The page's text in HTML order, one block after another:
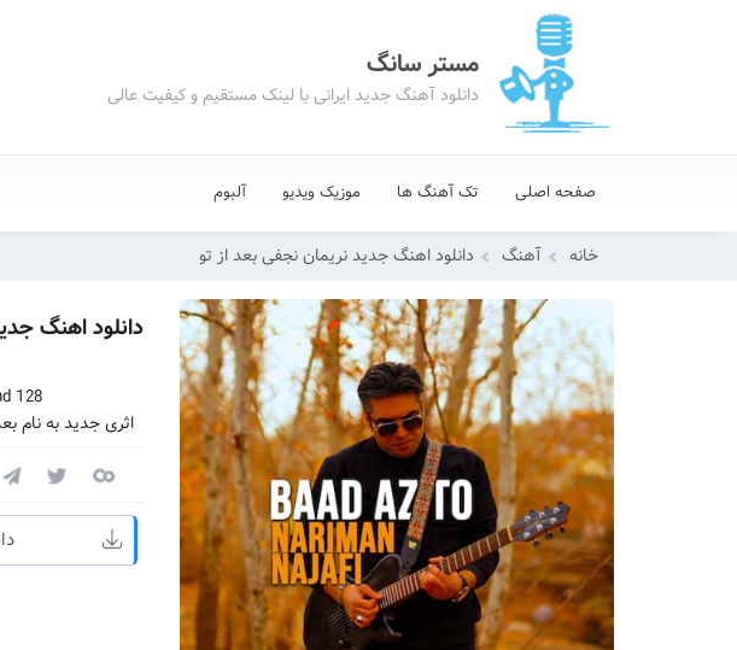
مستر سانگ
دانلود آهنگ جدید ایرانی با لینک مستقیم و کیفیت عالی
صفحه اصلی تک آهنگ ها موزیک ویدیو آلبوم
خانه آهنگ دانلود اهنگ جدید نریمان نجفی بعد از تو
دانلود اهنگ
128
اثری جدید به نام